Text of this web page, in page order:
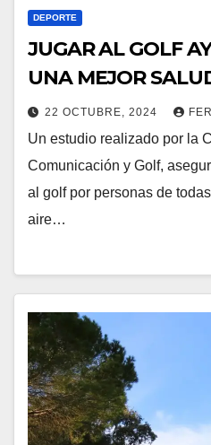
DEPORTE
JUGAR AL GOLF
UNA MEJOR
22 OCTUBRE, 2024
Un estudio realizado por la
Comunicación y Golf,
al golf por personas de
aire…